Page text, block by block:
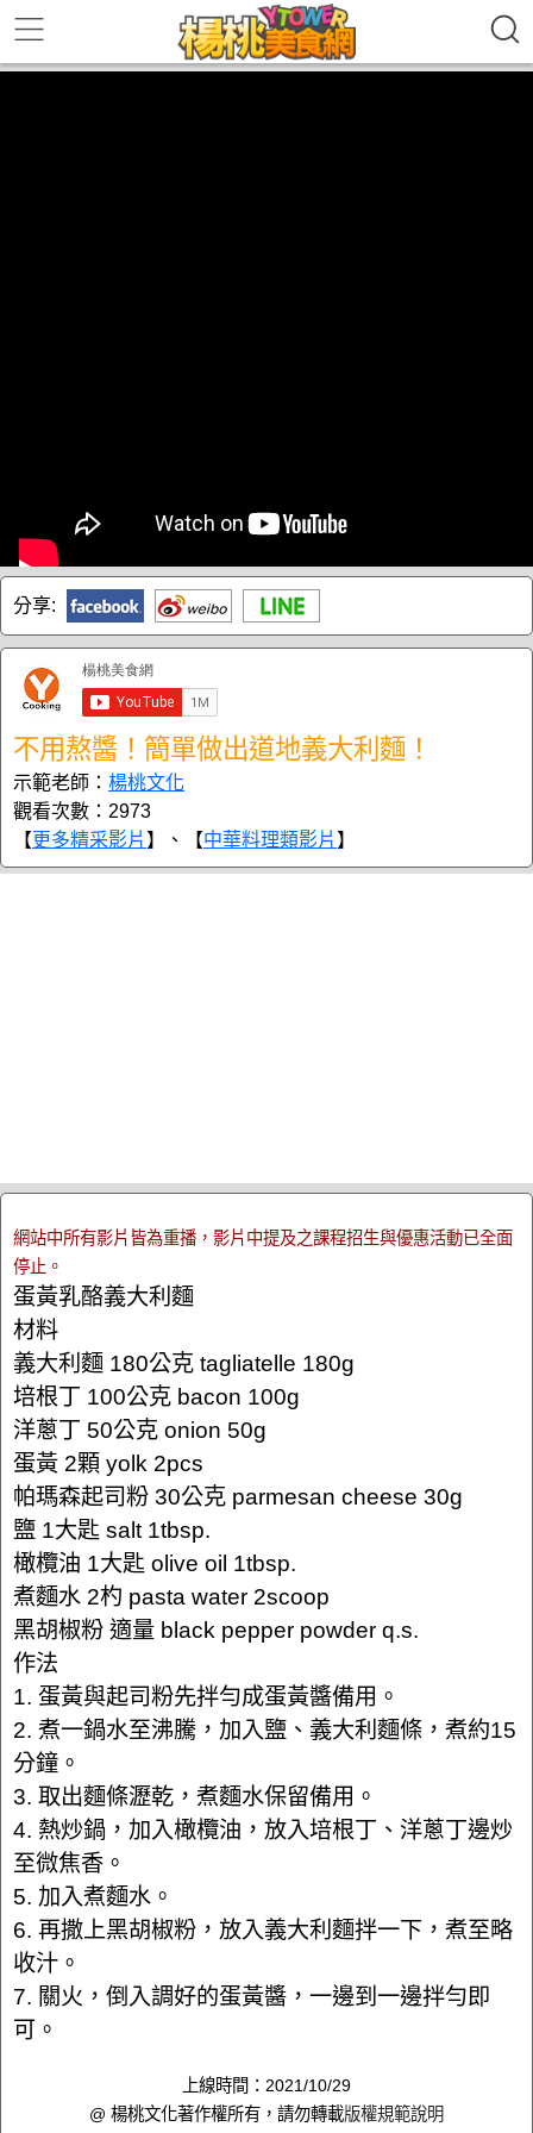
分享:
不用熬醬！簡單做出道地義大利麵！
示範老師： 楊桃文化
觀看次數：2973
【更多精采影片 】、【中華料理類影片 】
網站中所有影片皆為重播，影片中提及之課程招生與優惠活動已全面
停止。
蛋黃乳酪義大利麵
材料
義大利麵 180公克 tagliatelle 180g
培根丁 100公克 bacon 100g
洋蔥丁 50公克 onion 50g
蛋黃 2顆 yolk 2pcs
帕瑪森起司粉 30公克 parmesan cheese 30g
鹽 1大匙 salt 1tbsp.
橄欖油 1大匙 olive oil 1tbsp.
煮麵水 2杓 pasta water 2scoop
黑胡椒粉 適量 black pepper powder q.s.
作法
1. 蛋黃與起司粉先拌勻成蛋黃醬備用。
2. 煮一鍋水至沸騰，加入鹽、義大利麵條，煮約15
分鐘。
3. 取出麵條瀝乾，煮麵水保留備用。
4. 熱炒鍋，加入橄欖油，放入培根丁、洋蔥丁邊炒
至微焦香。
5. 加入煮麵水。
6. 再撒上黑胡椒粉，放入義大利麵拌一下，煮至略
收汁。
7. 關火，倒入調好的蛋黃醬，一邊到一邊拌勻即
可。
上線時間：2021/10/29
@ 楊桃文化著作權所有，請勿轉載版權規範說明